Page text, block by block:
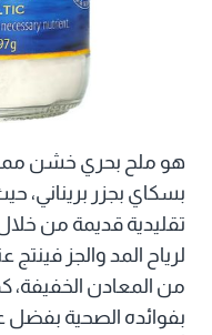
هو ملح بحري خشن
بسكاي بجزر بريناني،
تقليدية قديمة من
لرياح المد والجز
من المعادن الخفيفة،
بفوائده الصحية بفضل